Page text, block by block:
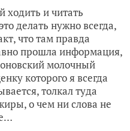
ходить и читать
делать нужно всегда,
что там правда
прошла информация,
молочный
которого я всегда
толкал туда
о чем ни слова не